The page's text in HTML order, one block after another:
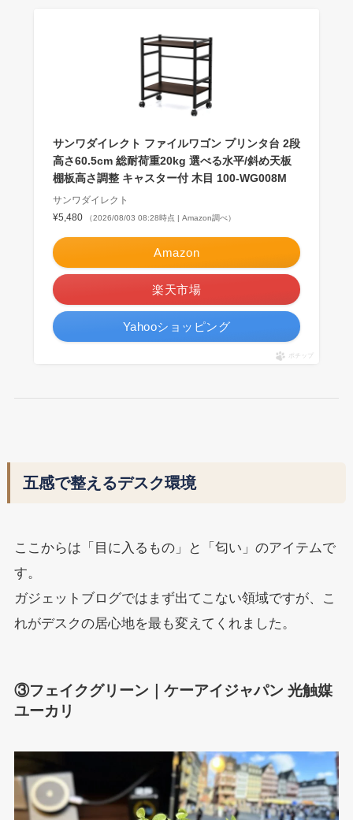
サンワダイレクト ファイルワゴン プリンタ台 2段
高さ60.5cm 総耐荷重20kg 選べる水平/斜め天板
棚板高さ調整 キャスター付 木目 100-WG008M
サンワダイレクト
¥5,480
（2026/08/03 08:28時点 | Amazon調べ）
Amazon
楽天市場
Yahooショッピング
ポチップ
五感で整えるデスク環境
ここからは「目に入るもの」と「匂い」のアイテムで
す。
ガジェットブログではまず出てこない領域ですが、こ
れがデスクの居心地を最も変えてくれました。
③フェイクグリーン｜ケーアイジャパン 光触媒
ユーカリ